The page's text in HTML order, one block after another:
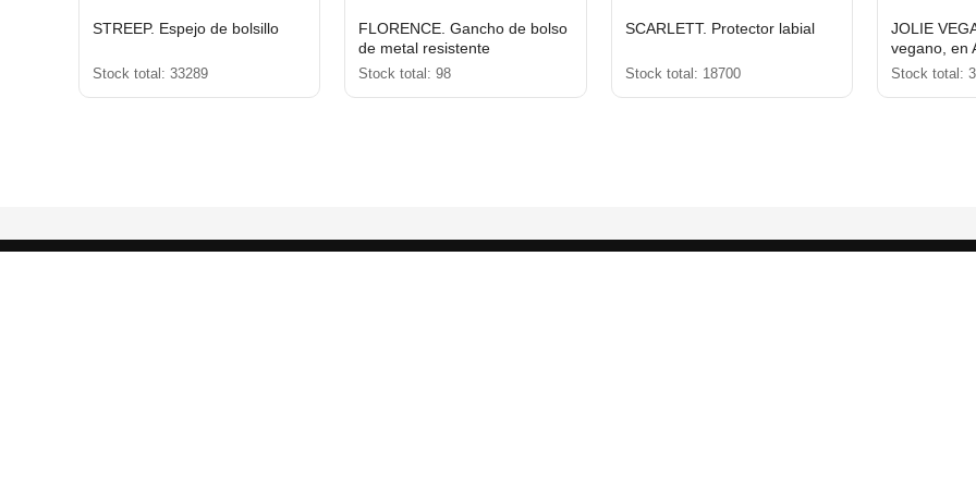
STREEP. Espejo de bolsillo
Stock total: 33289
FLORENCE. Gancho de bolso
de metal resistente
Stock total: 98
SCARLETT. Protector labial
Stock total: 18700
JOLIE
vegano, en
(100%
Stock total: